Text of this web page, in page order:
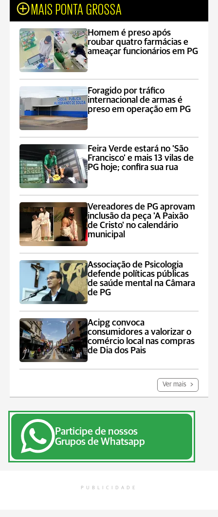
MAIS PONTA GROSSA
Homem é preso após
roubar quatro farmácias e
ameaçar funcionários em PG
Foragido por tráfico
internacional de armas é
preso em operação em PG
Feira Verde estará no 'São
Francisco' e mais 13 vilas de
PG hoje; confira sua rua
Vereadores de PG aprovam
inclusão da peça 'A Paixão
de Cristo' no calendário
municipal
Associação de Psicologia
defende políticas públicas
de saúde mental na Câmara
de PG
Acipg convoca
consumidores a valorizar o
comércio local nas compras
de Dia dos Pais
Ver mais
Participe de nossos
Grupos de Whatsapp
PUBLICIDADE